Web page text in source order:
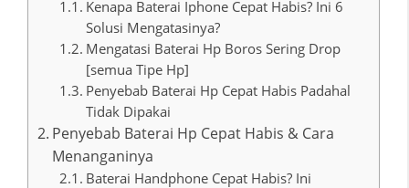
Kenapa Baterai Iphone Cepat Habis? Ini 6
Solusi Mengatasinya?
Mengatasi Baterai Hp Boros Sering Drop
[semua Tipe Hp]
Penyebab Baterai Hp Cepat Habis Padahal
Tidak Dipakai
Penyebab Baterai Hp Cepat Habis & Cara
Menanganinya
Baterai Handphone Cepat Habis? Ini